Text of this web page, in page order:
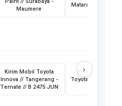
Maumere
Mataram Lombok
Kirim Mobil Toyota
Innova // Tangerang -
Ternate // B 2475 JUN
Kirim 2 Unit
Toyota HiAce //
›